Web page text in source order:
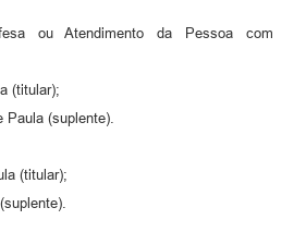
ou Atendimento da Pessoa com
(titular);
Paula (suplente).
(titular);